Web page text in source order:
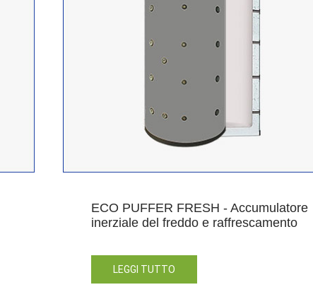
ECO PUFFER FRESH - Accumulatore
inerziale del freddo e raffrescamento
LEGGI TUTTO